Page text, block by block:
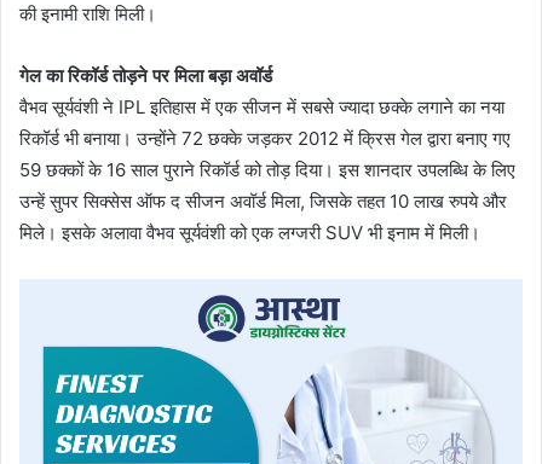
की इनामी राशि मिली।
गेल का रिकॉर्ड तोड़ने पर मिला बड़ा अवॉर्ड
वैभव सूर्यवंशी ने IPL इतिहास में एक सीजन में सबसे ज्यादा छक्के लगाने का नया
रिकॉर्ड भी बनाया। उन्होंने 72 छक्के जड़कर 2012 में क्रिस गेल द्वारा बनाए गए
59 छक्कों के 16 साल पुराने रिकॉर्ड को तोड़ दिया। इस शानदार उपलब्धि के लिए
उन्हें सुपर सिक्सेस ऑफ द सीजन अवॉर्ड मिला, जिसके तहत 10 लाख रुपये और
मिले। इसके अलावा वैभव सूर्यवंशी को एक लग्जरी SUV भी इनाम में मिली।